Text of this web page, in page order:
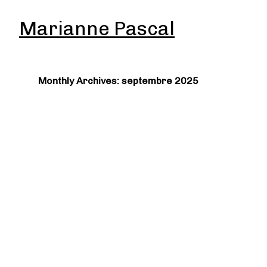
Marianne Pascal
Monthly Archives: septembre 2025